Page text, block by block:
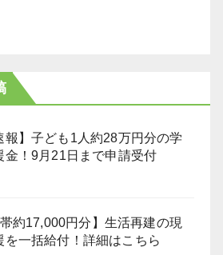
報】子ども1人約28万円分の学
金！9月21日まで申請受付
帯約17,000円分】生活再建の現
を一括給付！詳細はこちら